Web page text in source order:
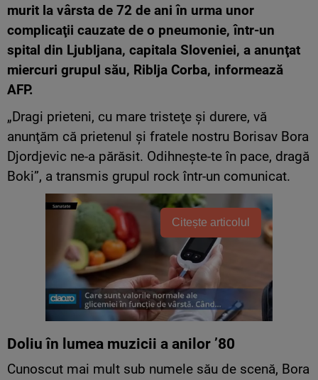
murit la vârsta de 72 de ani în urma unor
complicaţii cauzate de o pneumonie, într-un
spital din Ljubljana, capitala Sloveniei, a anunţat
miercuri grupul său, Riblja Corba, informează
AFP.
„Dragi prieteni, cu mare tristeţe şi durere, vă
anunţăm că prietenul şi fratele nostru Borisav Bora
Djordjevic ne-a părăsit. Odihneşte-te în pace, dragă
Boki”, a transmis grupul rock într-un comunicat.
Citește articolul
Doliu în lumea muzicii a anilor ’80
Cunoscut mai mult sub numele său de scenă, Bora